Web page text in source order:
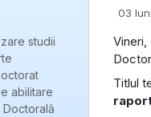
03
Titlul
studii
abilitare
Doctorală